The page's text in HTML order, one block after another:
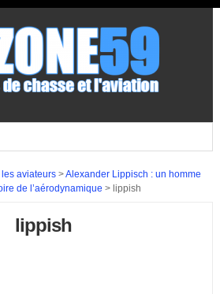
aviateurs>Alexander Lippisch : un homme
de l’aérodynamique > lippish
lippish